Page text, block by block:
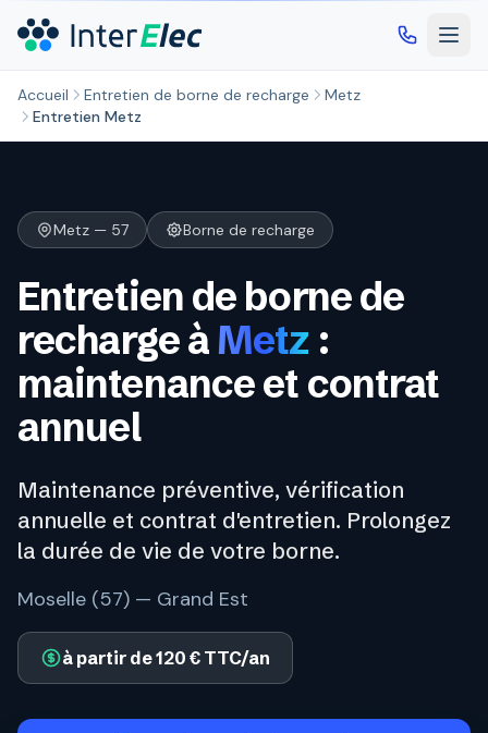
Accueil Entretien de borne de recharge
Metz
Entretien Metz
Metz — 57 Borne de recharge
Entretien de borne de
recharge àMetz :
maintenance et contrat
annuel
Maintenance préventive, vérification
annuelle et contrat d'entretien. Prolongez
la durée de vie de votre borne.
Moselle (57) — Grand Est
à partir de 120 € TTC/an